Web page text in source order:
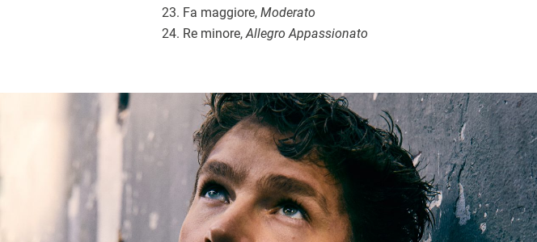
23. Fa maggiore, Moderato
24. Re minore,Allegro Appassionato